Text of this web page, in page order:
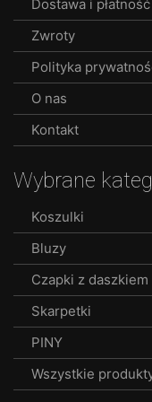
Dostawa i płatność
Zwroty
Polityka
O nas
Kontakt
Wybrane
Koszulki
Bluzy
Czapki z daszkiem
Skarpetki
PINY
Wszystkie